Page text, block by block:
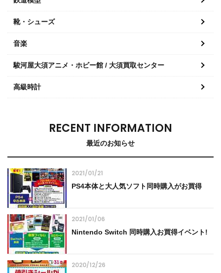
靴・シューズ
音楽
駿河屋大須アニメ・ホビー館 / 大須買取センター
高級時計
RECENT INFORMATION
最近のお知らせ
2021/01/21
PS4本体と大人気ソフト同時購入がお買得
2021/01/06
Nintendo Switch 同時購入お買得イベント!
2020/12/26